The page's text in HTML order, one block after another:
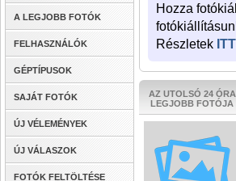
A LEGJOBB FOTÓK
FELHASZNÁLÓK
GÉPTÍPUSOK
SAJÁT FOTÓK
ÚJ VÉLEMÉNYEK
ÚJ VÁLASZOK
FOTÓK FELTÖLTÉSE
Hozza
Részletek ITT
AZ UTOLSÓ 24 ÓRA
LEGJOBB FOTÓJA